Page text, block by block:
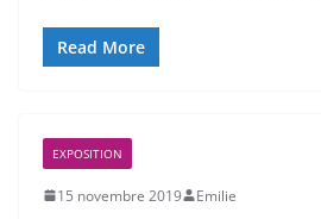
Read More
EXPOSITION
15 novembre 2019 Emilie